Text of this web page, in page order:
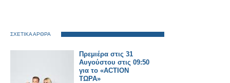
ΣΧΕΤΙΚΑ ΑΡΘΡΑ
Πρεμιέρα στις 31
Αυγούστου στις 09:50
για το «ACTION
ΤΩΡΑ»